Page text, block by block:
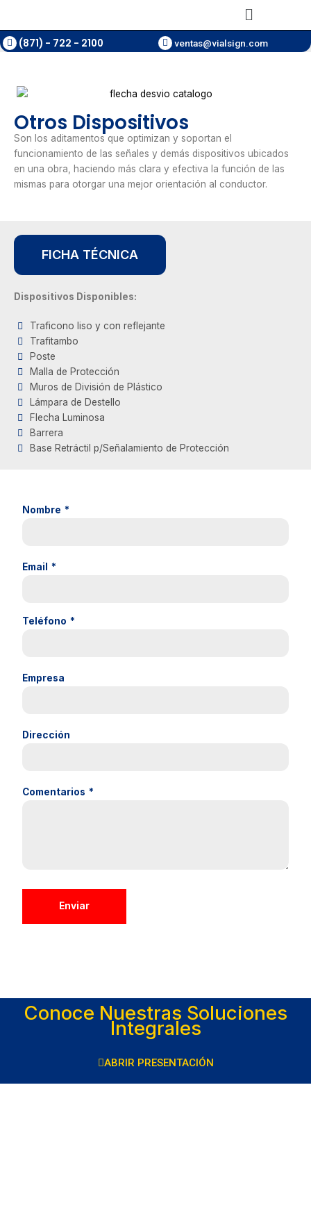
contenido
Main
Menu
(871) - 722 - 2100 ventas@vialsign.com
Otros Dispositivos
Son los aditamentos que optimizan y soportan el
funcionamiento de las señales y demás dispositivos ubicados
en una obra, haciendo más clara y efectiva la función de las
mismas para otorgar una mejor orientación al conductor.
FICHA TÉCNICA
Dispositivos Disponibles:
Traficono liso y con reflejante
Trafitambo
Poste
Malla de Protección
Muros de División de Plástico
Lámpara de Destello
Flecha Luminosa
Barrera
Base Retráctil p/Señalamiento de Protección
Nombre *
Email *
Teléfono *
Empresa
Dirección
Comentarios *
Enviar
Conoce Nuestras Soluciones
Integrales
ABRIR PRESENTACIÓN